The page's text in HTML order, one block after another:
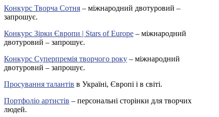
Конкурс Творча Сотня – міжнародний двотуровий –
запрошує.
Конкурс Зірки Європи | Stars of Europe – міжнародний
двотуровий – запрошує.
Конкурс Суперпремія творчого року – міжнародний
двотуровий – запрошує.
Просування талантів в Україні, Європі і в світі.
Портфоліо артистів – персональні сторінки для творчих
людей.